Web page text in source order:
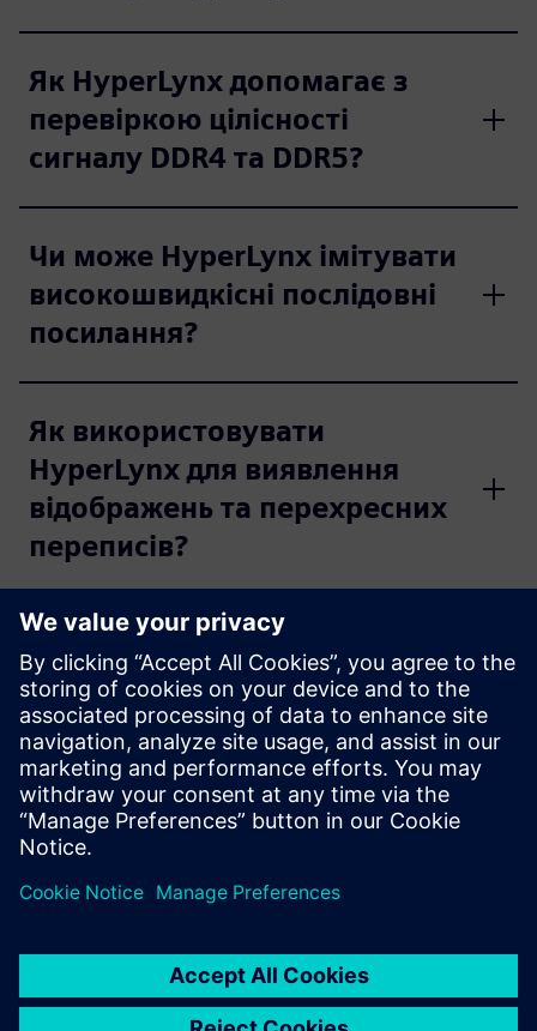
Як HyperLynx допомагає з
перевіркою цілісності
сигналу DDR4 та DDR5?
Чи може HyperLynx імітувати
високошвидкісні послідовні
посилання?
Як використовувати
HyperLynx для виявлення
відображень та перехресних
переписів?
Що таке моделювання IBIS-
AMI в HyperLynx SI?
Яка різниця між аналізом SI
перед макетом та після
компонування в HyperLynx?
Які найкращі практики для
моделювання SI за